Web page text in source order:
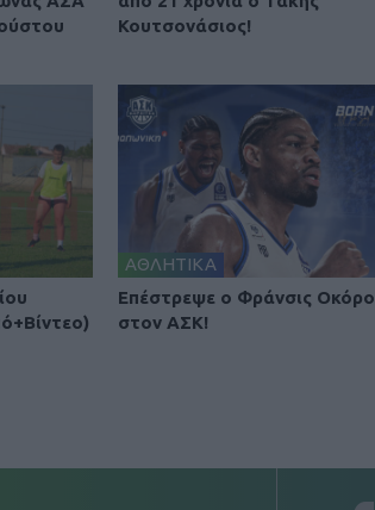
Κουτσονάσιος!
ΑΘΛΗΤΙΚΑ
Επέστρεψε ο Φράνσις Οκόρο
στον ΑΣΚ!